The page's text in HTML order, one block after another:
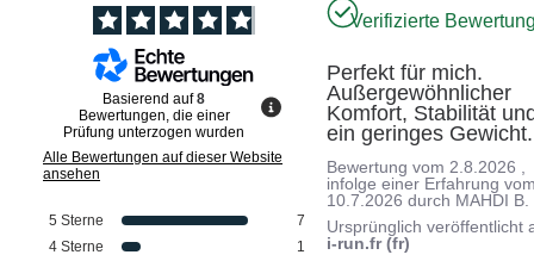
Basierend auf8
Bewertungen, die einer
Prüfung unterzogen wurden
Alle Bewertungen auf dieser Website
ansehen
5 Sterne
7
4 Sterne
1
Verifizierte
Perfekt für mich.
Außergewöhnlicher
Komfort, Stabilität
ein geringes Gewicht.
Bewertung vom 2.8.2026
infolge einer Erfahrung
10.7.2026 durch MAHDI B.
Ursprünglich veröffentlicht
i-run.fr (fr)